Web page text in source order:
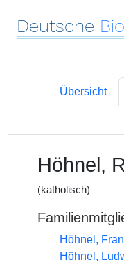
Deutsche
Übersicht
Höhnel,
(katholisch)
Höhnel,
Höhnel,